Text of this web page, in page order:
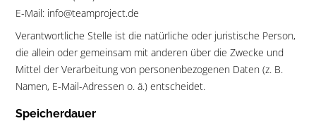
E-Mail: info@teamproject.de
Verantwortliche Stelle ist die natürliche oder juristische Person,
die allein oder gemeinsam mit anderen über die Zwecke und
Mittel der Verarbeitung von personenbezogenen Daten (z. B.
Namen, E-Mail-Adressen o. ä.) entscheidet.
Speicherdauer